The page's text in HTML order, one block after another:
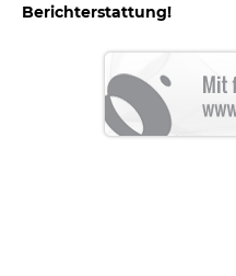
Berichterstattung!